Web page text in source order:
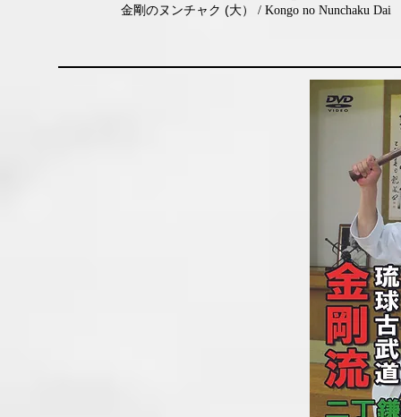
金剛のヌンチャク (大） / Kongo no Nunchaku Dai